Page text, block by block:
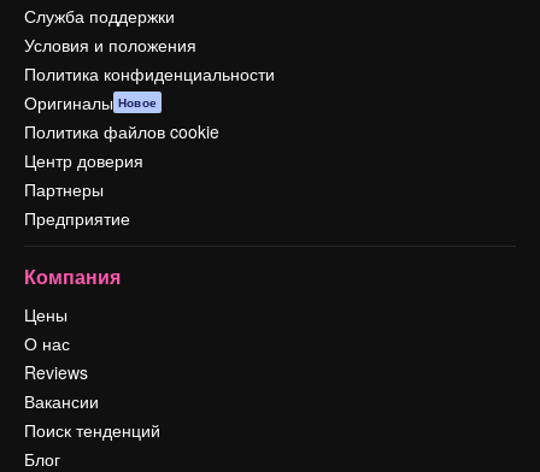
Служба поддержки
Условия и положения
Политика конфиденциальности
Оригиналы Новое
Политика файлов cookie
Центр доверия
Партнеры
Предприятие
Компания
Цены
О нас
Reviews
Вакансии
Поиск тенденций
Блог